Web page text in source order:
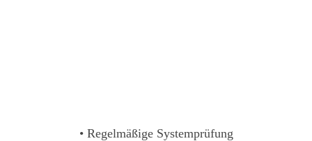
• Regelmäßige Systemprüfung